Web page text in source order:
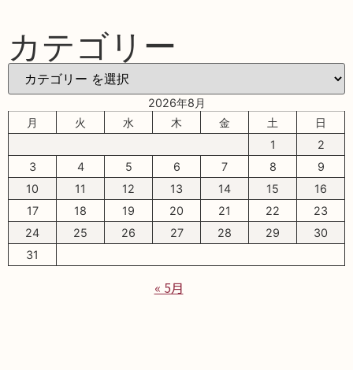
カテゴリー
2026年8月
月
火 水 木 金 土
日
1
2
3
4 5 6 7 8
9
10
11 12 13 14 15
16
17
18 19 20 21 22
23
24
25 26 27 28 29
30
31
« 5月